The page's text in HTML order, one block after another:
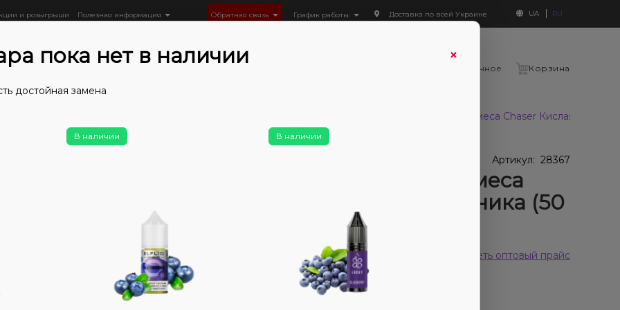
и розыгрыши Полезная информация Обратная связь График работы: Доставка по всей Украине UA RU
Избранное Корзина
Набор для самозамеса Chaser Кислая
Артикул: 28367
Набор для самозамеса
Chaser Кислая Черника (50
мг, 30 мл)
0 отзывов Смотреть оптовый прайс
Цена: 330₴
×
пока нет в наличии
достойная замена
В наличии В наличии